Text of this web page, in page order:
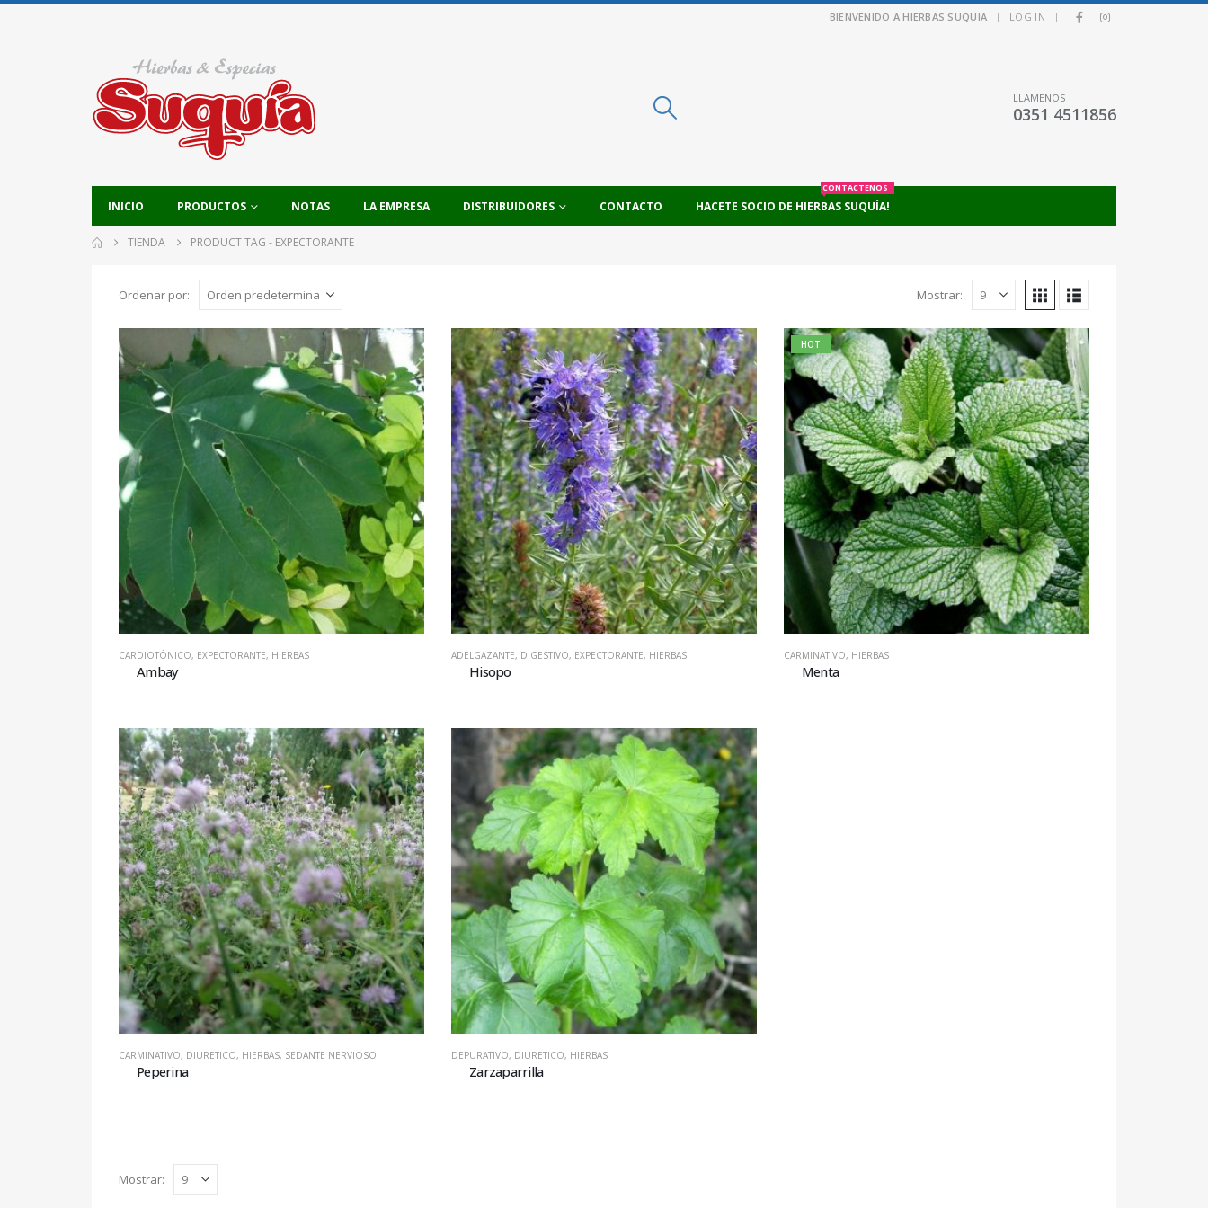
BIENVENIDO A HIERBAS SUQUIA | LOG IN |
LLAMENOS
0351 4511856
INICIO PRODUCTOS NOTAS LA EMPRESA DISTRIBUIDORES CONTACTO HACETE SOCIO DE HIERBAS SUQUÍA!
CONTACTENOS
TIENDA PRODUCT TAG - EXPECTORANTE
Ordenar por: Mostrar:
CARDIOTÓNICO, EXPECTORANTE, HIERBAS
Ambay
ADELGAZANTE, DIGESTIVO, EXPECTORANTE, HIERBAS
Hisopo
HOT
CARMINATIVO, HIERBAS
Menta
CARMINATIVO, DIURETICO, HIERBAS, SEDANTE NERVIOSO
Peperina
DEPURATIVO, DIURETICO, HIERBAS
Zarzaparrilla
Mostrar: